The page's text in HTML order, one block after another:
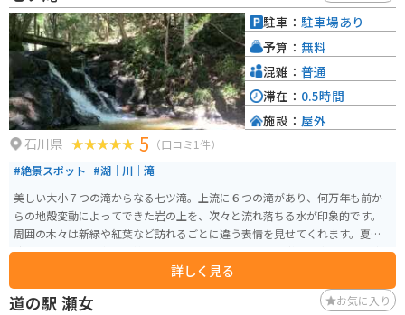
石川県 5 （口コミ1件）
#絶景スポット #湖｜川｜滝
美しい大小７つの滝からなる七ツ滝。上流に６つの滝があり、何万年も前か
らの地殻変動によってできた岩の上を、次々と流れ落ちる水が印象的です。
周囲の木々は新緑や紅葉など訪れるごとに違う表情を見せてくれます。夏は
涼しく心地良く、冬は風情のある雪景色と、四季折々に彩りを変える滝の姿
遊歩道が整備されているので、すべて歩いて見ることができます。約400メー
トル、10分ほどの道のりなので、ぜひ一番上の「一の滝」まで足を運んでみ
詳しく見る
駐車： 駐車場あり
予算： 無料
混雑： 普通
滞在： 0.5時間
施設： 屋外
道の駅 瀬女 お気に入り